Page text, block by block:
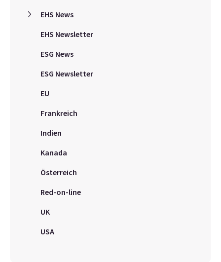
EHS News
EHS Newsletter
ESG News
ESG Newsletter
EU
Frankreich
Indien
Kanada
Österreich
Red-on-line
UK
USA